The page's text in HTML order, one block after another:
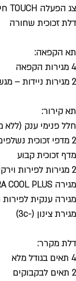
צג הפעלה TOUCH חיצוני
דלת זכוכית שחורה
תא הקפאה:
4 מגירות הקפאה
2 מגירות ניידות – מגש מתכת Extra Cool
תא קירור:
חלל פנימי ענק (ללא
2 מדפי זכוכית נשלפים
מדף זכוכית קבוע
2 מגירות לפירות וירקות
מגירה EXTRA COOL PLUS להקפאה עדינה בטמפרטורה 1.5 - מעלות
מגירה ענקית
מגירת צינון (-3c)
דלת מקרר:
4 תאים בגודל מלא
2 תאים לבקבוקים